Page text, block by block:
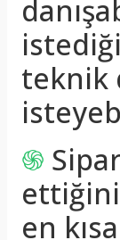
teknik
֍
en